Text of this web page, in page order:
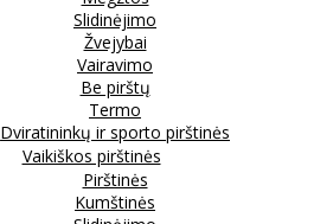
Slidinėjimo
Žvejybai
Vairavimo
Be pirštų
Termo
Dviratininkų ir sporto pirštinės
Vaikiškos pirštinės
Pirštinės
Kumštinės